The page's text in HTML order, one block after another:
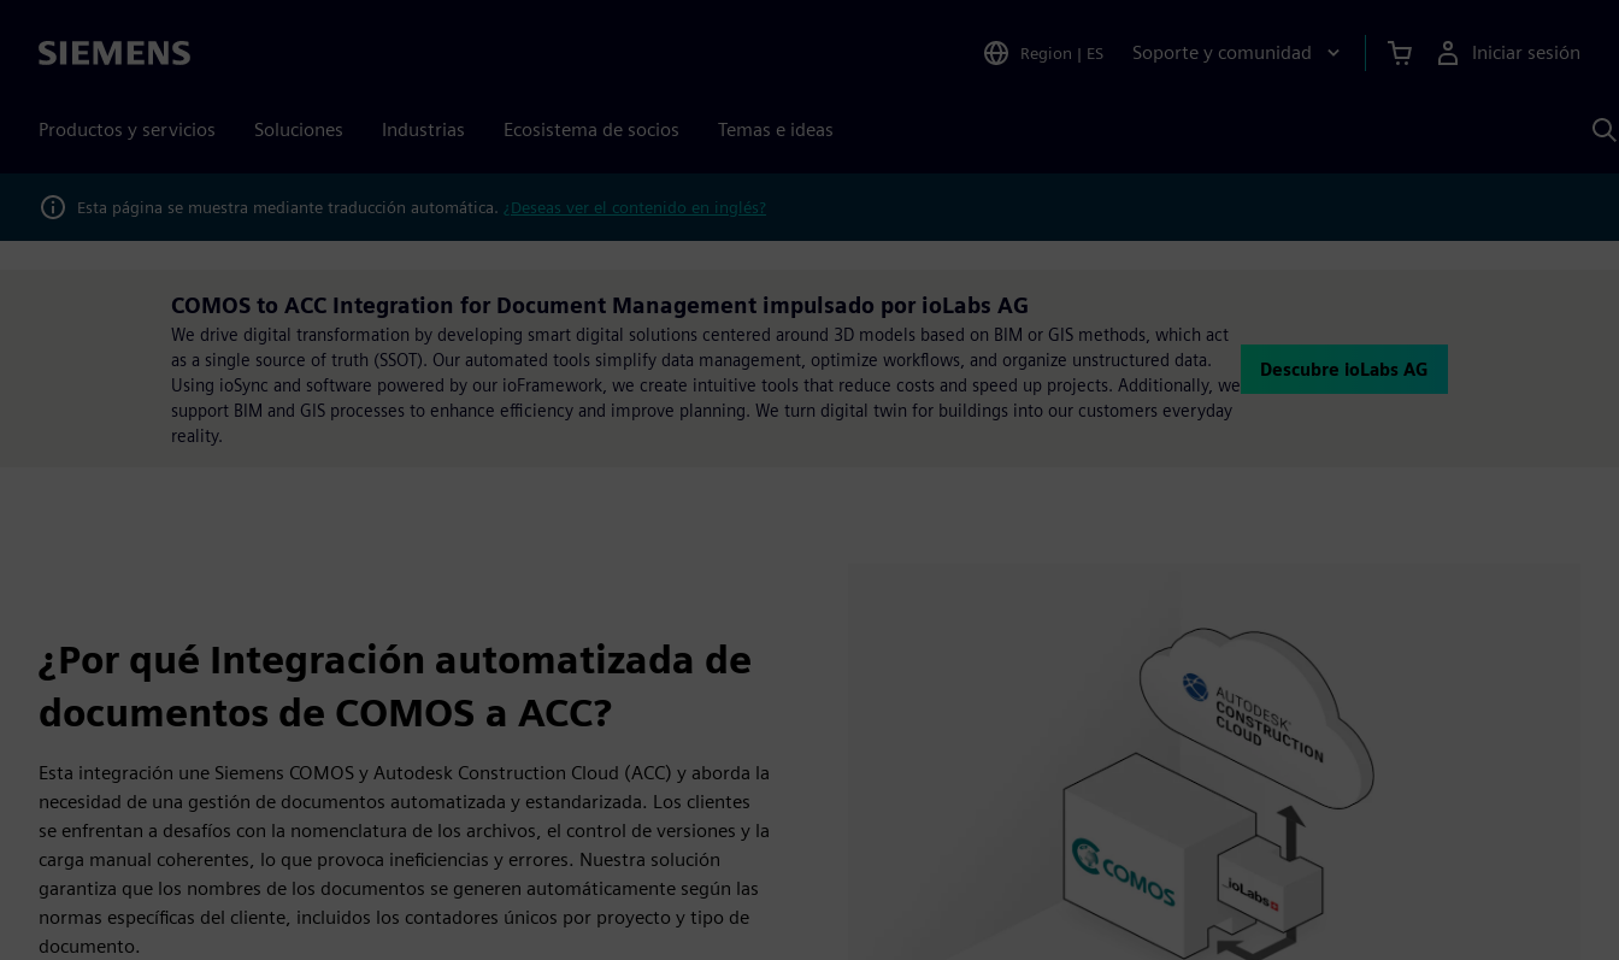
Siemens Region | ES Soporte y comunidad Iniciar sesión
Productos y servicios Soluciones Industrias Ecosistema de socios Temas e ideas
Esta página se muestra mediante traducción automática. ¿Deseas ver el contenido en inglés?
COMOS to ACC Integration for Document Management impulsado por ioLabs AG
We drive digital transformation by developing smart digital solutions centered around 3D models based on BIM or GIS methods, which act
as a single source of truth (SSOT). Our automated tools simplify data management, optimize workflows, and organize unstructured data.
Using ioSync and software powered by our ioFramework, we create intuitive tools that reduce costs and speed up projects. Additionally, we
support BIM and GIS processes to enhance efficiency and improve planning. We turn digital twin for buildings into our customers everyday
reality.
Descubre ioLabs AG
¿Por qué Integración automatizada de
documentos de COMOS a ACC?
Esta integración une Siemens COMOS y Autodesk Construction Cloud (ACC) y aborda la
necesidad de una gestión de documentos automatizada y estandarizada. Los clientes
se enfrentan a desafíos con la nomenclatura de los archivos, el control de versiones y la
carga manual coherentes, lo que provoca ineficiencias y errores. Nuestra solución
garantiza que los nombres de los documentos se generen automáticamente según las
normas específicas del cliente, incluidos los contadores únicos por proyecto y tipo de
documento.